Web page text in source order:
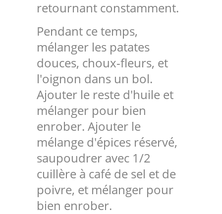
retournant constamment.
Pendant ce temps,
mélanger les patates
douces, choux-fleurs, et
l'oignon dans un bol.
Ajouter le reste d'huile et
mélanger pour bien
enrober. Ajouter le
mélange d'épices réservé,
saupoudrer avec 1/2
cuillère à café de sel et de
poivre, et mélanger pour
bien enrober.